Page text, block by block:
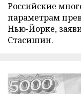
Российские
параметрам
Нью-Йорке,
Стасишин.